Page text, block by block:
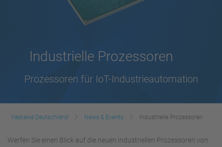
Industrielle Prozessoren
Prozessoren für IoT-Industrieautomation
Yaskawa Deutschland News & Events Industrielle Prozessoren
Werfen Sie einen Blick auf die neuen industriellen Prozessoren von